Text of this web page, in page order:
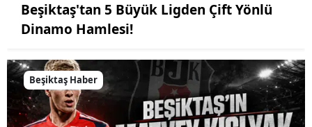
Beşiktaş'tan 5 Büyük Ligden Çift Yönlü
Dinamo Hamlesi!
Beşiktaş Haber